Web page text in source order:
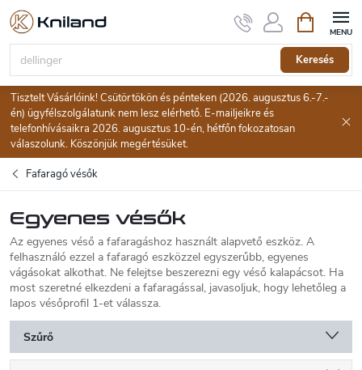
Ugrás
tartalomhoz
Keresés
Tisztelt Vásárlóink! Csütörtökön és pénteken (2026. augusztus 6.-7.-
én) ügyfélszolgálatunk nem lesz elérhető. E-mailjeikre és
telefonhívásaikra 2026. augusztus 10-én, hétfőn fokozatosan
válaszolunk. Köszönjük megértésüket.
Fafaragó vésők
Egyenes vésők
Az egyenes véső a fafaragáshoz használt alapvető eszköz. A
felhasználó ezzel a fafaragó eszközzel egyszerűbb, egyenes
vágásokat alkothat. Ne felejtse beszerezni egy véső kalapácsot. Ha
most szeretné elkezdeni a fafaragással, javasoljuk, hogy lehetőleg a
lapos vésőprofil 1-et válassza.
Szűrő